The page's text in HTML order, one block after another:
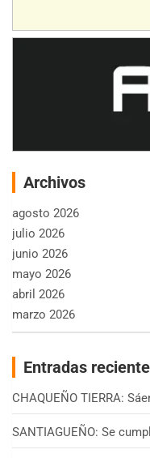
Archivos
agosto 2026
julio 2026
junio 2026
mayo 2026
abril 2026
marzo 2026
Entradas
CHAQUEÑO TIERRA:
SANTIAGUEÑO: Se